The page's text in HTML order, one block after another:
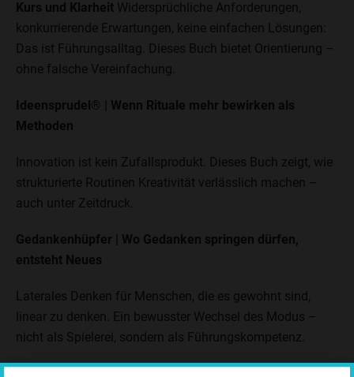
Kurs und Klarheit Widersprüchliche Anforderungen,
konkurrierende Erwartungen, keine einfachen Lösungen:
Das ist Führungsalltag. Dieses Buch bietet Orientierung –
ohne falsche Vereinfachung.
Ideensprudel® | Wenn Rituale mehr bewirken als
Methoden
Innovation ist kein Zufallsprodukt. Dieses Buch zeigt, wie
strukturierte Routinen Kreativität verlässlich machen –
auch unter Zeitdruck.
Gedankenhüpfer | Wo Gedanken springen dürfen,
entsteht Neues
Laterales Denken für Menschen, die es gewohnt sind,
linear zu denken. Ein bewusster Wechsel des Modus –
nicht als Spielerei, sondern als Führungskompetenz.